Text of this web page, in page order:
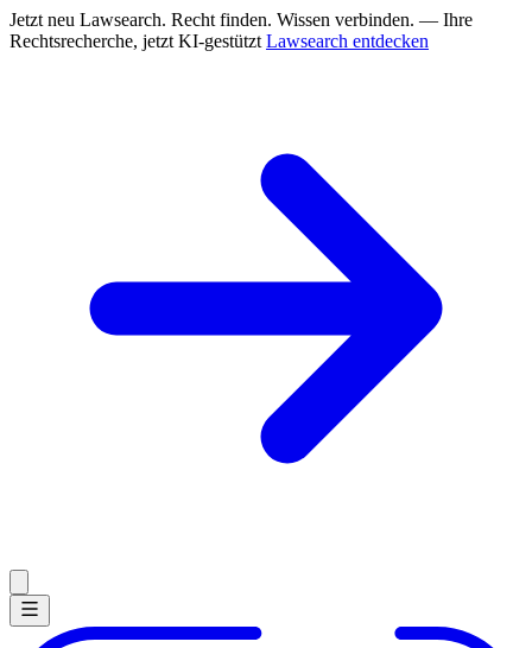
Jetzt neu Lawsearch. Recht finden. Wissen verbinden. — Ihre
Rechtsrecherche, jetzt KI-gestützt Lawsearch entdecken